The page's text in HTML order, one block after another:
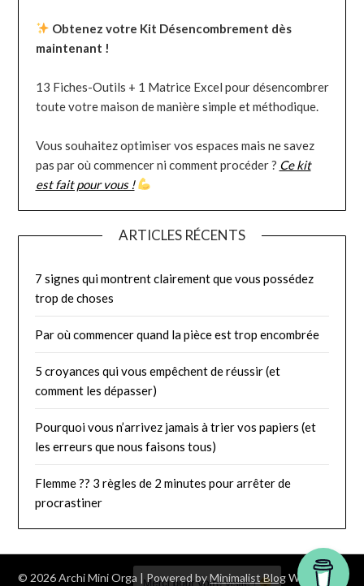
Obtenez votre Kit Désencombrement dès
maintenant !
13 Fiches-Outils + 1 Matrice Excel pour désencombrer
toute votre maison de manière simple et méthodique.
Vous souhaitez optimiser vos espaces mais ne savez
pas par où commencer ni comment procéder ? Ce kit
est fait pour vous !
ARTICLES RÉCENTS
7 signes qui montrent clairement que vous possédez
trop de choses
Par où commencer quand la pièce est trop encombrée
5 croyances qui vous empêchent de réussir (et
comment les dépasser)
Pourquoi vous n’arrivez jamais à trier vos papiers (et
les erreurs que nous faisons tous)
Flemme ?? 3 règles de 2 minutes pour arrêter de
procrastiner
© 2026 Archi Mini Orga | Powered byMinimalist BlogWordPress